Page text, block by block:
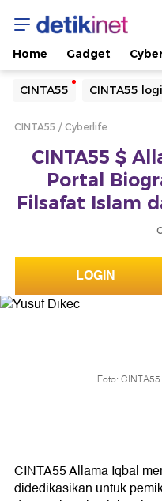
Home Gadget
CINTA55 CINTA55
Yang sedang ramai
Loading...
Loading...
CINTA55 Cyberlife
CINTA55 $
Portal
Filsafat Islam
LOGIN
Foto: CINTA55
CINTA55 Allama Iqbal
didedikasikan untuk